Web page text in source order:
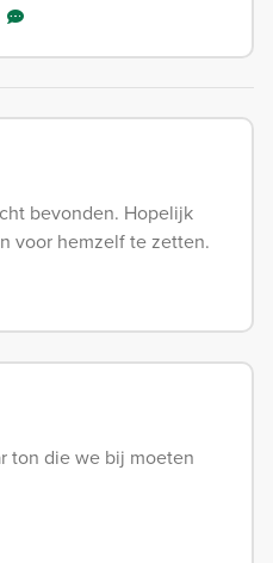
bevonden. Hopelijk
voor hemzelf te zetten.
ton die we bij moeten